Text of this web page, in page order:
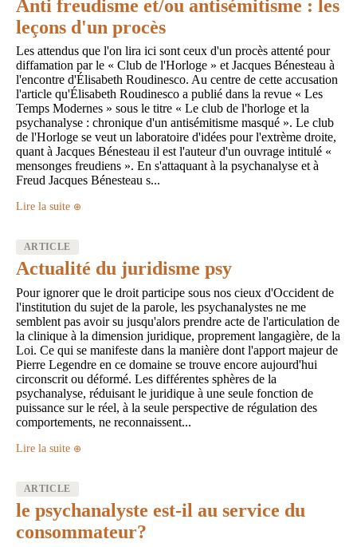
Anti freudisme et/ou antisémitisme : les
leçons d'un procès
Les attendus que l'on lira ici sont ceux d'un procès attenté pour
diffamation par le « Club de l'Horloge » et Jacques Bénesteau à
l'encontre d'Élisabeth Roudinesco. Au centre de cette accusation
l'article qu'Élisabeth Roudinesco a publié dans la revue « Les
Temps Modernes » sous le titre « Le club de l'horloge et la
psychanalyse : chronique d'un antisémitisme masqué ». Le club
de l'Horloge se veut un laboratoire d'idées pour l'extrème droite,
quant à Jacques Bénesteau il est l'auteur d'un ouvrage intitulé «
mensonges freudiens ». En s'attaquant à la psychanalyse et à
Freud Jacques Bénesteau s...
Lire la suite
ARTICLE
Actualité du juridisme psy
Pour ignorer que le droit participe sous nos cieux d'Occident de
l'institution du sujet de la parole, les psychanalystes ne me
semblent pas avoir su jusqu'alors prendre acte de l'articulation de
la clinique à la dimension juridique, proprement langagière, de la
Loi. Ce qui se manifeste dans la manière dont l'apport majeur de
Pierre Legendre en ce domaine se trouve encore aujourd'hui
circonscrit ou déformé. Les différentes sphères de la
psychanalyse, réduisant le juridique à une seule fonction de
puissance sur le réel, à la seule perspective de régulation des
comportements, ne reconnaissent...
Lire la suite
ARTICLE
le psychanalyste est-il au service du
consommateur?